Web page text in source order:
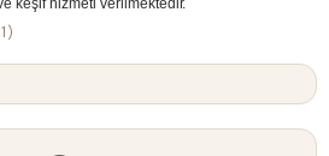
keşif hizmeti verilmektedir.